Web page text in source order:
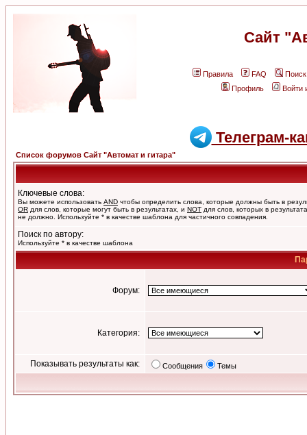
Сайт
Правила FAQ
Поиск
Профиль
Войти
Телеграм-
Список форумов Сайт "Автомат и гитара"
Ключевые слова:
Вы можете использовать AND чтобы определить слова, которые должны быть в
OR для слов, которые могут быть в результатах, и NOT для слов, которых в
не должно. Используйте * в качестве шаблона для частичного совпадения.
Поиск по автору:
Используйте * в качестве шаблона
Форум:
Категория:
Показывать результаты как: Сообщения Темы